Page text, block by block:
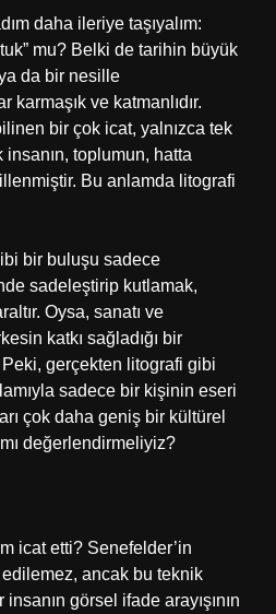
daha ileriye taşıyalım:
mu? Belki de tarihin büyük
da bir nesille
karmaşık ve katmanlıdır.
bir çok icat, yalnızca tek
toplumun, hatta
Bu anlamda litografi
bir buluşu sadece
sadeleştirip kutlamak,
Oysa, sanatı ve
katkı sağladığı bir
gerçekten litografi gibi
sadece bir kişinin eseri
çok daha geniş bir kültürel
değerlendirmeliyiz?
icat etti? Senefelder’in
edilemez, ancak bu teknik
görsel ifade arayışının